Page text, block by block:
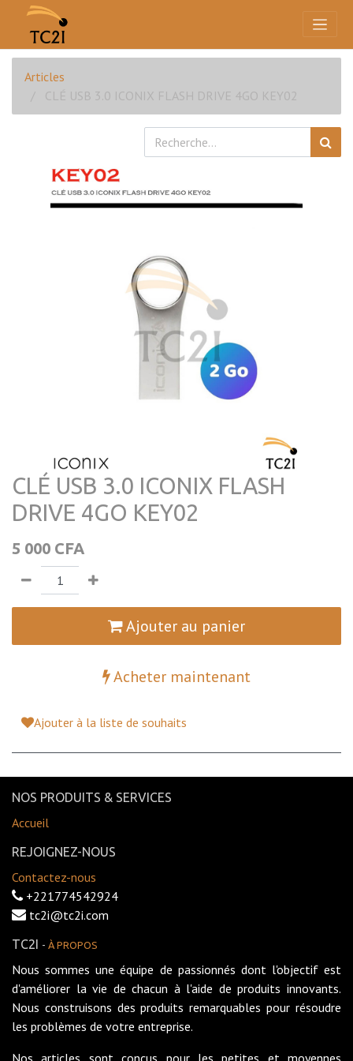
Articles
CLÉ USB 3.0 ICONIX FLASH DRIVE 4GO KEY02
CLÉ USB 3.0 ICONIX FLASH
DRIVE 4GO KEY02
5 000 CFA
Ajouter au panier
Acheter maintenant
Ajouter à la liste de souhaits
NOS PRODUITS & SERVICES
Accueil
REJOIGNEZ-NOUS
Contactez-nous
+221774542924
tc2i@tc2i.com
TC2I - À PROPOS
Nous sommes une équipe de passionnés dont l'objectif est
d'améliorer la vie de chacun à l'aide de produits innovants.
Nous construisons des produits remarquables pour résoudre
les problèmes de votre entreprise.
Nos articles sont conçus pour les petites et moyennes